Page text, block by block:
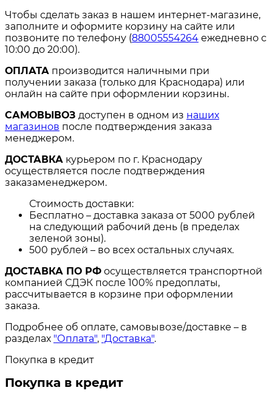
Чтобы сделать заказ в нашем интернет-магазине,
заполните и оформите корзину на сайте или
позвоните по телефону (88005554264 ежедневно с
10:00 до 20:00).
ОПЛАТА производится наличными при
получении заказа (только для Краснодара) или
онлайн на сайте при оформлении корзины.
САМОВЫВОЗ доступен в одном из наших
магазинов после подтверждения заказа
менеджером.
ДОСТАВКА курьером по г. Краснодару
осуществляется после подтверждения
заказаменеджером.
Стоимость доставки:
Бесплатно – доставка заказа от 5000 рублей
на следующий рабочий день (в пределах
зеленой зоны).
500 рублей – во всех остальных случаях.
ДОСТАВКА ПО РФ осуществляется транспортной
компанией СДЭК после 100% предоплаты,
рассчитывается в корзине при оформлении
заказа.
Подробнее об оплате, самовывозе/доставке – в
разделах "Оплата", "Доставка".
Покупка в кредит
Покупка в кредит